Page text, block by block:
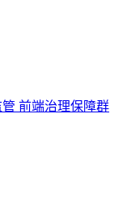
前端治理保障群